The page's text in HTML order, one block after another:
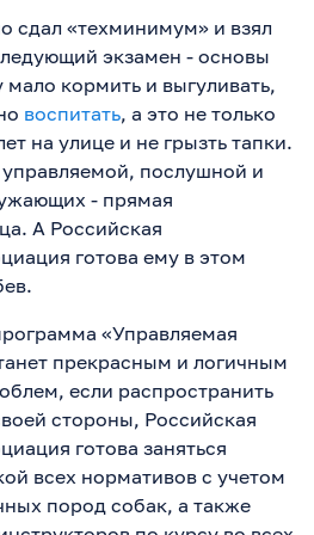
сдал «техминимум» и взял
экзамен - основы
кормить и выгуливать,
воспитать, а это не только
на улице и не грызть тапки.
послушной и
- прямая
А Российская
готова ему в этом
«Управляемая
прекрасным и логичным
если распространить
стороны, Российская
готова заняться
всех нормативов с учетом
пород собак, а также